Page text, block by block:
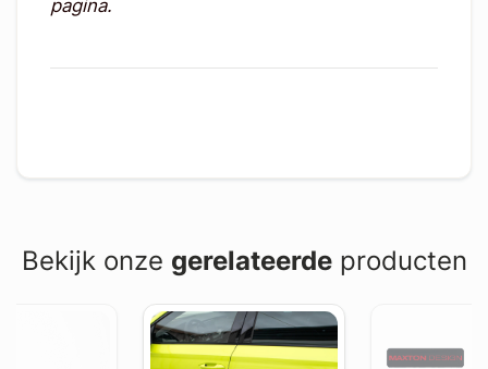
pagina.
Bekijk onze gerelateerdeproducten